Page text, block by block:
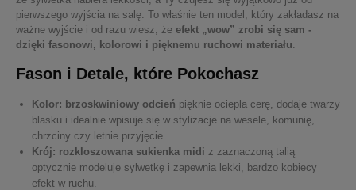
pierwszego wyjścia na salę. To właśnie ten model, który zakładasz na
ważne wyjście i od razu wiesz, że efekt „wow” zrobi się sam -
dzięki fasonowi, kolorowi i pięknemu ruchowi materiału.
Fason i Detale, które Pokochasz
Kolor: brzoskwiniowy odcień pięknie ociepla cerę, dodaje twarzy
blasku i idealnie wpisuje się w stylizacje na wesele, komunię,
chrzciny czy letnie przyjęcie.
Krój: rozkloszowana sukienka midi z zaznaczoną talią
optycznie modeluje sylwetkę i zapewnia lekki, bardzo kobiecy
efekt w ruchu.